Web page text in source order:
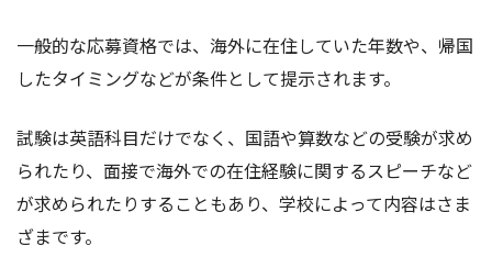
一般的な応募資格では、海外に在住していた年数や、帰国
したタイミングなどが条件として提示されます。
試験は英語科目だけでなく、国語や算数などの受験が求め
られたり、面接で海外での在住経験に関するスピーチなど
が求められたりすることもあり、学校によって内容はさま
ざまです。